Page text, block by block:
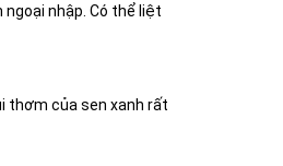
nhập. Có thể liệt
thơm của sen xanh rất